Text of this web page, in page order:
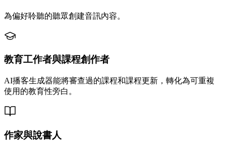
為偏好聆聽的聽眾創建音訊內容。
教育工作者與課程創作者
AI播客生成器能將審查過的課程和課程更新，轉化為可重複
使用的教育性旁白。
作家與說書人